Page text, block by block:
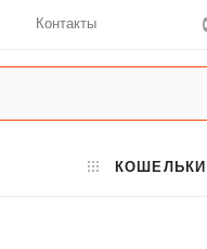
Контакты
КОШЕЛЬКИ